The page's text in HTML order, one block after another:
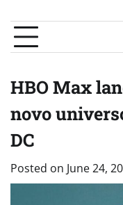
HBO Max
novo
DC
Posted on June 24,